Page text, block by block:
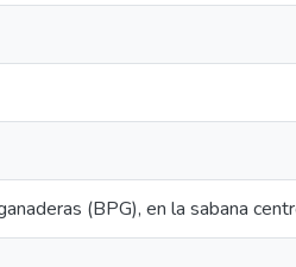
(BPG), en la sabana